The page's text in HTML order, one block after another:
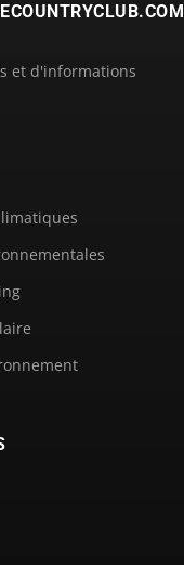
et d'informations